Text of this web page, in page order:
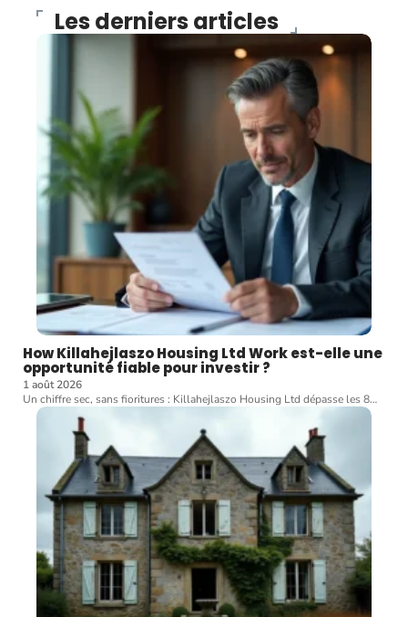
Les derniers articles
How Killahejlaszo Housing Ltd Work est-elle une
opportunité fiable pour investir ?
1 août 2026
Un chiffre sec, sans fioritures : Killahejlaszo Housing Ltd dépasse les 8…